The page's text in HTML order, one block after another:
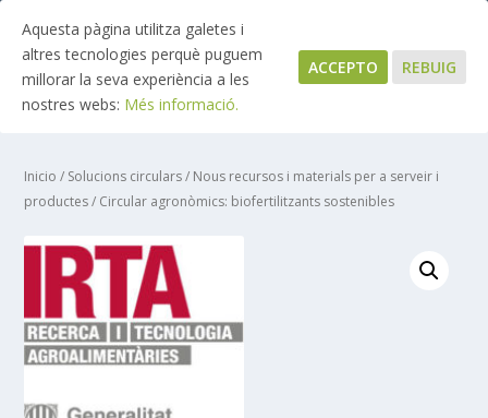
Inicio / Solucions circulars/ Nous recursos i materials per a serveir i
productes/ Circular agronòmics: biofertilitzants sostenibles
Aquesta pàgina utilitza galetes i
altres tecnologies perquè puguem
millorar la seva experiència a les
nostres webs: Més informació.
ACCEPTO REBUIG